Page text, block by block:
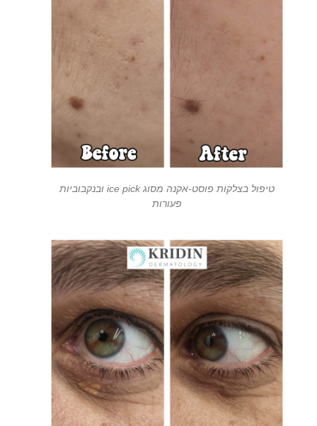
טיפול בצלקות פוסט-אקנה מסוג ice pick ובנקבוביות
פעורות